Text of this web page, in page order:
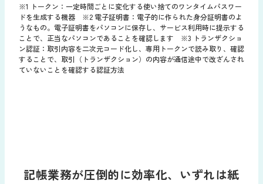
※1 トークン：一定時間ごとに変化する使い捨てのワンタイムパスワー
ドを生成する機器 ※2 電子証明書：電子的に作られた身分証明書のよ
うなもの。電子証明書をパソコンに保存し、サービス利用時に提示する
ことで、正当なパソコンであることを確認します ※3 トランザクショ
ン認証：取引内容を二次元コード化し、専用トークンで読み取り、確認
することで、取引（トランザクション）の内容が通信途中で改ざんされ
ていないことを確認する認証方法
記帳業務が圧倒的に効率化、いずれは紙